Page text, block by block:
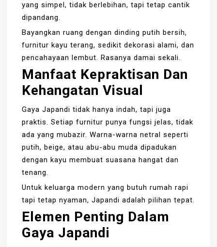
yang simpel, tidak berlebihan, tapi tetap cantik
dipandang.
Bayangkan ruang dengan dinding putih bersih,
furnitur kayu terang, sedikit dekorasi alami, dan
pencahayaan lembut. Rasanya damai sekali.
Manfaat Kepraktisan Dan
Kehangatan Visual
Gaya Japandi tidak hanya indah, tapi juga
praktis. Setiap furnitur punya fungsi jelas, tidak
ada yang mubazir. Warna-warna netral seperti
putih, beige, atau abu-abu muda dipadukan
dengan kayu membuat suasana hangat dan
tenang.
Untuk keluarga modern yang butuh rumah rapi
tapi tetap nyaman, Japandi adalah pilihan tepat.
Elemen Penting Dalam
Gaya Japandi